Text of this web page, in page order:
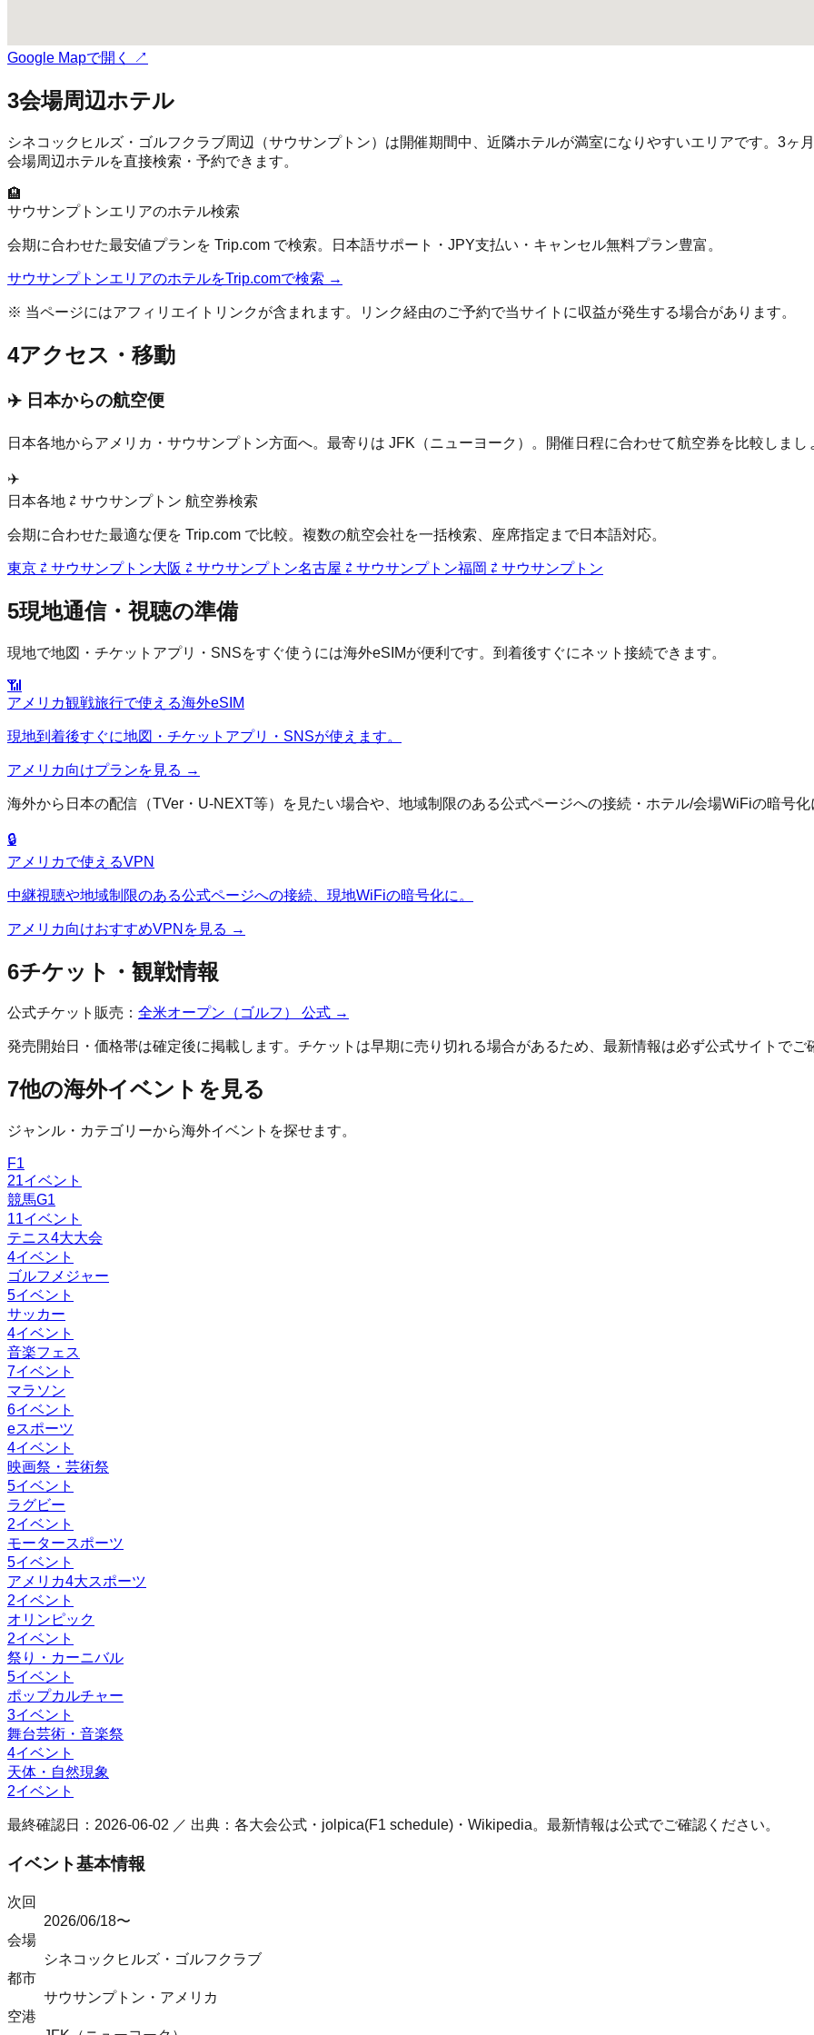
Google Mapで開く ↗
3会場周辺ホテル
シネコックヒルズ・ゴルフクラブ周辺（サウサンプトン）は開催期間中、近隣ホテルが満室になりやすいエリアです。3ヶ
会場周辺ホテルを直接検索・予約できます。
🏨
サウサンプトンエリアのホテル検索
会期に合わせた最安値プランを Trip.com で検索。日本語サポート・JPY支払い・キャンセル無料プラン豊富。
サウサンプトンエリアのホテルをTrip.comで検索 →
※ 当ページにはアフィリエイトリンクが含まれます。リンク経由のご予約で当サイトに収益が発生する場合があります。
4アクセス・移動
✈️ 日本からの航空便
日本各地からアメリカ ・ サウサンプトン方面へ。最寄りは JFK（ニューヨーク） 。開催日程に合わせて航空券を比較しまし
✈️
日本各地 ⇄ サウサンプトン 航空券検索
会期に合わせた最適な便を Trip.com で比較。複数の航空会社を一括検索、座席指定まで日本語対応。
東京 ⇄ サウサンプトン大阪 ⇄ サウサンプトン名古屋 ⇄ サウサンプトン福岡 ⇄ サウサンプトン
5現地通信・視聴の準備
現地で地図・チケットアプリ・SNSをすぐ使うには海外eSIMが便利です。到着後すぐにネット接続できます。
📶
アメリカ観戦旅行で使える海外eSIM
現地到着後すぐに地図・チケットアプリ・SNSが使えます。
アメリカ向けプランを見る →
海外から日本の配信（TVer・U-NEXT等）を見たい場合や、地域制限のある公式ページへの接続・ホテル/会場WiFiの暗号化
🔒
アメリカで使えるVPN
中継視聴や地域制限のある公式ページへの接続、現地WiFiの暗号化に。
アメリカ向けおすすめVPNを見る →
6チケット・観戦情報
公式チケット販売： 全米オープン（ゴルフ） 公式 →
発売開始日・価格帯は確定後に掲載します。チケットは早期に売り切れる場合があるため、最新情報は必ず公式サイトでご
7他の海外イベントを見る
ジャンル・カテゴリーから海外イベントを探せます。
F1
21イベント
競馬G1
11イベント
テニス4大大会
4イベント
ゴルフメジャー
5イベント
サッカー
4イベント
音楽フェス
7イベント
マラソン
6イベント
eスポーツ
4イベント
映画祭・芸術祭
5イベント
ラグビー
2イベント
モータースポーツ
5イベント
アメリカ4大スポーツ
2イベント
オリンピック
2イベント
祭り・カーニバル
5イベント
ポップカルチャー
3イベント
舞台芸術・音楽祭
4イベント
天体・自然現象
2イベント
最終確認日： 2026-06-02 ／ 出典：各大会公式・jolpica(F1 schedule)・Wikipedia。最新情報は公式でご確認ください。
イベント基本情報
次回
2026/06/18〜
会場
シネコックヒルズ・ゴルフクラブ
都市
サウサンプトン ・ アメリカ
空港